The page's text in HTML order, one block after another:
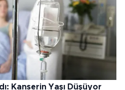
Kanserin Yaşı Düşüyor